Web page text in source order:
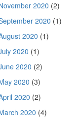
2020 (2)
2020 (1)
2020 (1)
2020 (1)
2020 (2)
2020 (3)
2020 (2)
2020 (4)